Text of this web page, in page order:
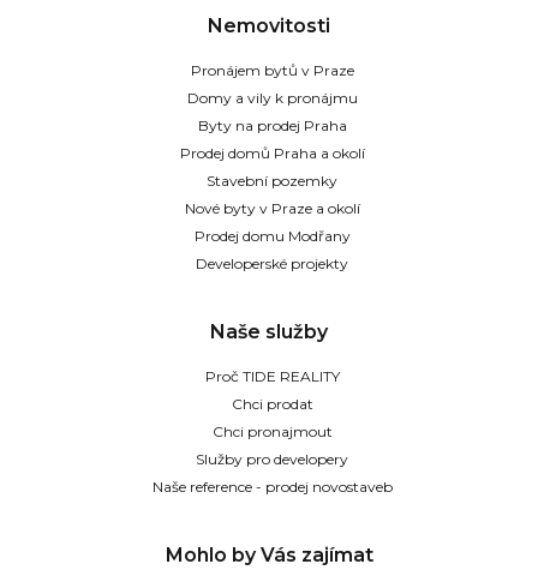
Nemovitosti
Pronájem bytů v Praze
Domy a vily k pronájmu
Byty na prodej Praha
Prodej domů Praha a okolí
Stavební pozemky
Nové byty v Praze a okolí
Prodej domu Modřany
Developerské projekty
Naše služby
Proč TIDE REALITY
Chci prodat
Chci pronajmout
Služby pro developery
Naše reference - prodej novostaveb
Mohlo by Vás zajímat